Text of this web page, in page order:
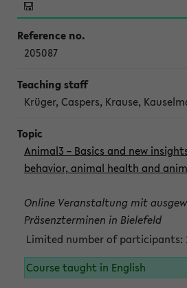
205087
Krüger, Caspers, Krause,
Animal3 – Basics and new
behavior, animal health and
Online Veranstaltung mit
Präsenzterminen in Bielefeld
Limited number of participants:
Course taught in English